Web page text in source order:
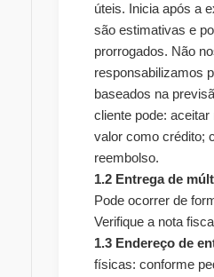
úteis. Inicia após a
são estimativas e
prorrogados. Não
responsabilizamos
baseados na
cliente pode:
valor como crédito;
reembolso.
1.2 Entrega de
Pode ocorrer de
Verifique a nota
1.3 Endereço de
físicas: conforme